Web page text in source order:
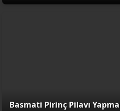
Basmati Pirinç Pilavı